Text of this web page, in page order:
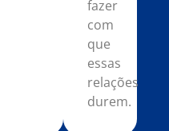
fazer
com
que
essas
relações
durem.